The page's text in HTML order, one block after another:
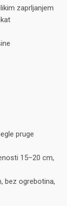
zaprljanjem
pruge
15–20 cm,
bez ogrebotina,